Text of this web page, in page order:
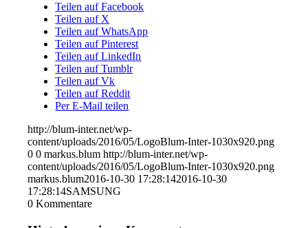
Teilen auf Facebook
Teilen auf X
Teilen auf WhatsApp
Teilen auf Pinterest
Teilen auf LinkedIn
Teilen auf Tumblr
Teilen auf Vk
Teilen auf Reddit
Per E-Mail teilen
http://blum-inter.net/wp-
content/uploads/2016/05/LogoBlum-Inter-1030x920.png
0 0 markus.blum http://blum-inter.net/wp-
content/uploads/2016/05/LogoBlum-Inter-1030x920.png
markus.blum2016-10-30 17:28:142016-10-30
17:28:14SAMSUNG
0 Kommentare